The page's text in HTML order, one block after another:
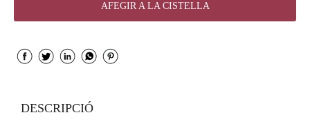
AFEGIR A LA CISTELLA
DESCRIPCIÓ